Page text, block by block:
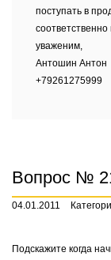
поступать в
уваженим,
Антошин Антон
+79261275999
Вопрос №
04.01.2011
Подскажите когда